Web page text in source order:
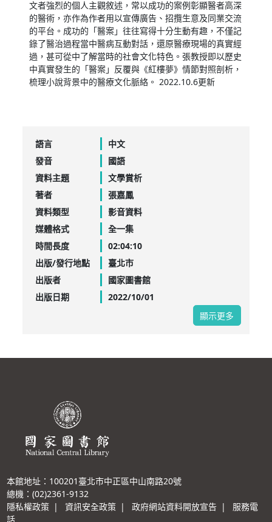
文者強烈的個人主觀敘述，常以成功的案例彰顯醫者高深
的醫術，亦作為作者用以宣傳廣告、招攬生意及同業交流
的平台。成功的「醫案」往往寫得十分生動有趣，不僅記
錄了醫治過程當中醫病互動對話，還原醫療現場的真實經
過，甚可從中了解當時的社會文化特色。張教授即以歷史
中真實發生的「醫案」反覆與《紅樓夢》情節對照剖析，
梳理小說背景中的醫療文化脈絡。 2022.10.6更新
語言
中文
發音
國語
資料主題
文學賞析
著者
張嘉鳳
資料類型
影音資料
媒體格式
全一集
時間長度
02:04:10
出版/發行地點
臺北市
出版者
國家圖書館
出版日期
2022/10/01
顯示更多
本館地址：100201臺北市中正區中山南路20號
總機：(02)2361-9132
隱私權政策 | 資訊安全政策 | 政府網站資料開放宣告 |
服務電
話